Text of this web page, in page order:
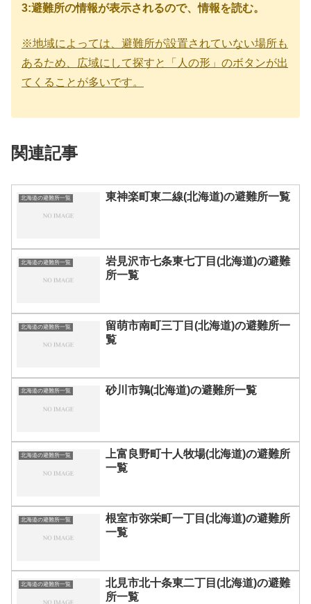
3:避難所の情報が表示されるので、情報を読む。
※地域によっては、避難所が設置されていない場所も
あるため、広域にして探すと「人の形」のボタンが出
てくることが多いです。
関連記事
北海道の避難所一覧 東神楽町東二線(北海道)の避難所一覧
北海道の避難所一覧
岩見沢市七条東七丁目(北海道)の避難
所一覧
北海道の避難所一覧
留萌市南町三丁目(北海道)の避難所一
覧
北海道の避難所一覧 砂川市鶉(北海道)の避難所一覧
北海道の避難所一覧
上富良野町十人牧場(北海道)の避難所
一覧
北海道の避難所一覧
根室市弥栄町一丁目(北海道)の避難所
一覧
北海道の避難所一覧
北見市北十条東二丁目(北海道)の避難
所一覧